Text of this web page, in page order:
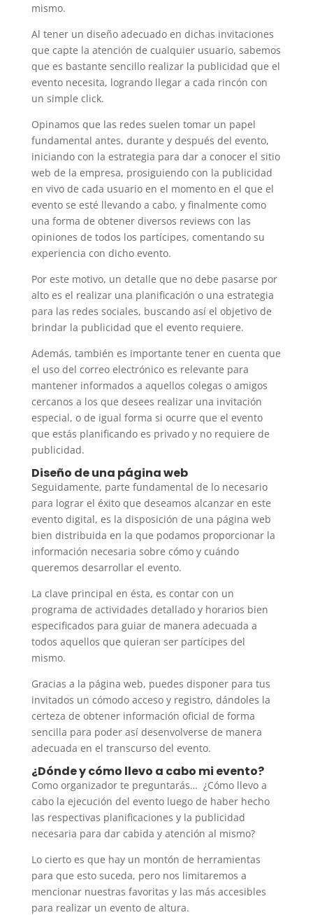
mismo.
Al tener un diseño adecuado en dichas invitaciones
que capte la atención de cualquier usuario, sabemos
que es bastante sencillo realizar la publicidad que el
evento necesita, logrando llegar a cada rincón con
un simple click.
Opinamos que las redes suelen tomar un papel
fundamental antes, durante y después del evento,
iniciando con la estrategia para dar a conocer el sitio
web de la empresa, prosiguiendo con la publicidad
en vivo de cada usuario en el momento en el que el
evento se esté llevando a cabo, y finalmente como
una forma de obtener diversos reviews con las
opiniones de todos los partícipes, comentando su
experiencia con dicho evento.
Por este motivo, un detalle que no debe pasarse por
alto es el realizar una planificación o una estrategia
para las redes sociales, buscando así el objetivo de
brindar la publicidad que el evento requiere.
Además, también es importante tener en cuenta que
el uso del correo electrónico es relevante para
mantener informados a aquellos colegas o amigos
cercanos a los que desees realizar una invitación
especial, o de igual forma si ocurre que el evento
que estás planificando es privado y no requiere de
publicidad.
Diseño de una página web
Seguidamente, parte fundamental de lo necesario
para lograr el éxito que deseamos alcanzar en este
evento digital, es la disposición de una página web
bien distribuida en la que podamos proporcionar la
información necesaria sobre cómo y cuándo
queremos desarrollar el evento.
La clave principal en ésta, es contar con un
programa de actividades detallado y horarios bien
especificados para guiar de manera adecuada a
todos aquellos que quieran ser partícipes del
mismo.
Gracias a la página web, puedes disponer para tus
invitados un cómodo acceso y registro, dándoles la
certeza de obtener información oficial de forma
sencilla para poder así desenvolverse de manera
adecuada en el transcurso del evento.
¿Dónde y cómo llevo a cabo mi evento?
Como organizador te preguntarás… ¿Cómo llevo a
cabo la ejecución del evento luego de haber hecho
las respectivas planificaciones y la publicidad
necesaria para dar cabida y atención al mismo?
Lo cierto es que hay un montón de herramientas
para que esto suceda, pero nos limitaremos a
mencionar nuestras favoritas y las más accesibles
para realizar un evento de altura.